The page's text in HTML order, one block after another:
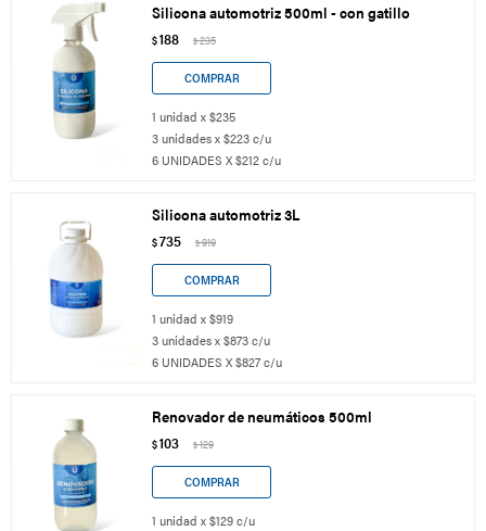
Silicona automotriz 500ml - con gatillo
$188 $235
1 unidad x $235
3 unidades x $223 c/u
6 UNIDADES X $212 c/u
Silicona automotriz 3L
$735 $919
1 unidad x $919
3 unidades x $873 c/u
6 UNIDADES X $827 c/u
Renovador de neumáticos 500ml
$103 $129
1 unidad x $129 c/u